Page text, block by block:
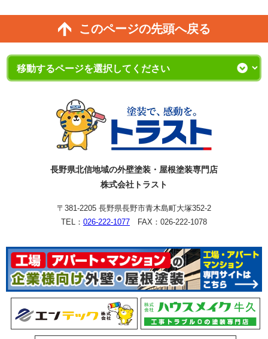
このページの先頭へ戻る
長野県北信地域の外壁塗装・屋根塗装専門店
株式会社トラスト
〒381-2205 長野県長野市青木島町大塚352-2
TEL： 026-222-1077 FAX：026-222-1078